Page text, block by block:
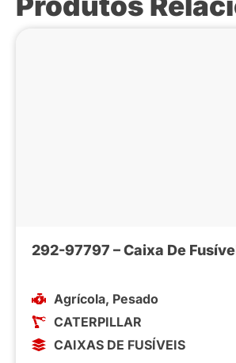
292-97797 – Caixa De
Agrícola, Pesado
CATERPILLAR
CAIXAS DE FUSÍVEIS